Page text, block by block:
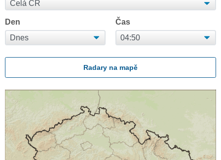
Den Čas
Radary na mapě